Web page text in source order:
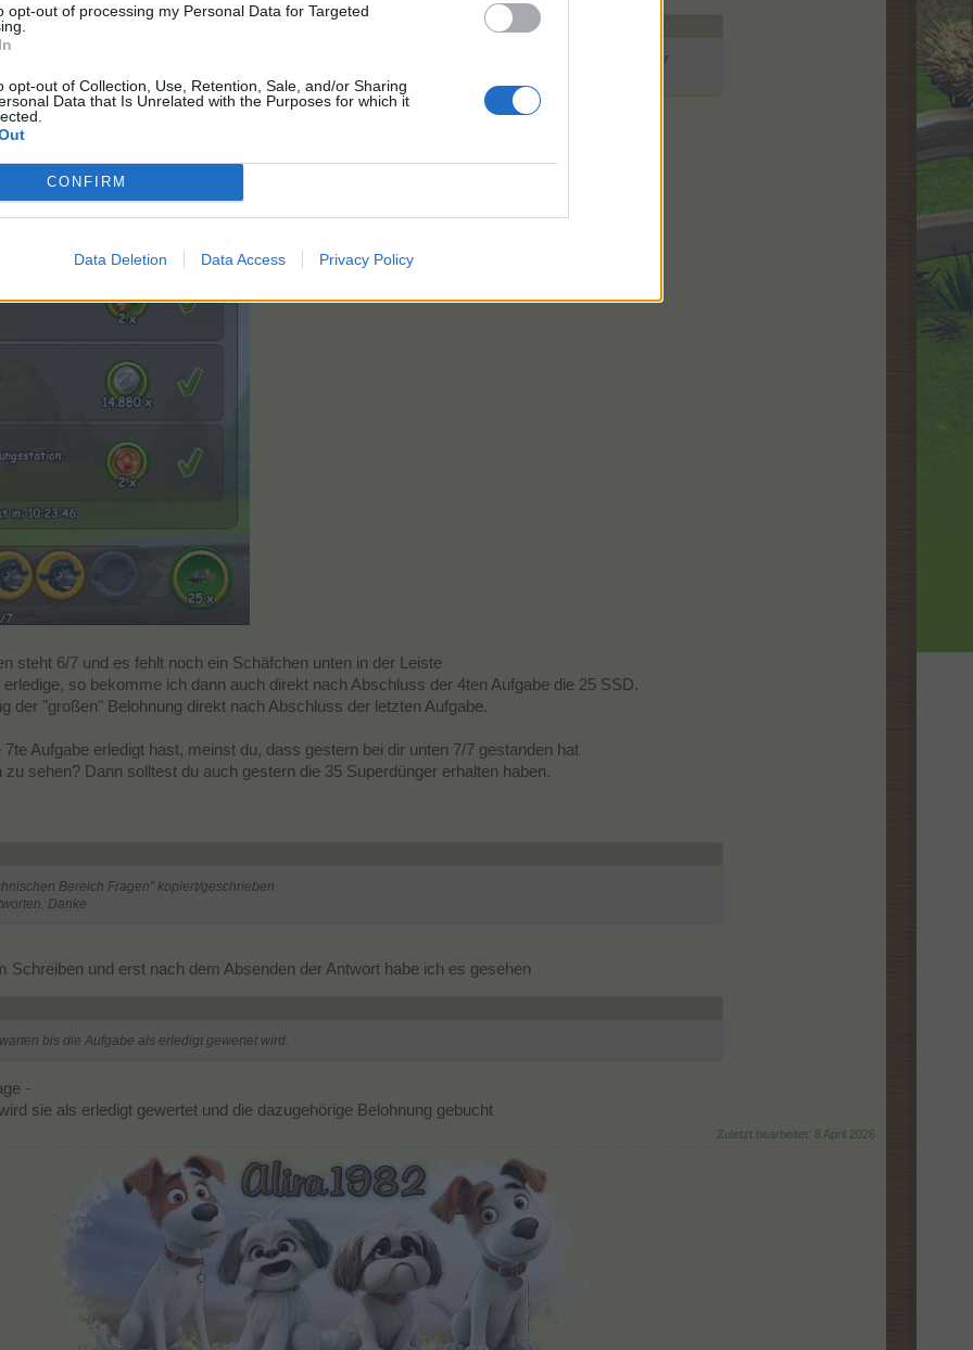
opt-out of processing my Personal Data for Targeted
opt-out of Collection, Use, Retention, Sale, and/or Sharing
Data that Is Unrelated with the Purposes for which it
CONFIRM
Data Deletion Data Access Privacy Policy
hatte ich gestern erledigt. Auch die müssten ja heute gutgeschrieben werden. Ich sollte 35 Supperdünger
jetzt habe 7606.
steht 6/7 und es fehlt noch ein Schäfchen unten in der Leiste
so bekomme ich dann auch direkt nach Abschluss der 4ten Aufgabe die 25 SSD.
der "großen" Belohnung direkt nach Abschluss der letzten Aufgabe.
Aufgabe erledigt hast, meinst du, dass gestern bei dir unten 7/7 gestanden hat
sehen? Dann solltest du auch gestern die 35 Superdünger erhalten haben.
Bereich Fragen" kopiert/geschrieben
Danke
Schreiben und erst nach dem Absenden der Antwort habe ich es gesehen
bis die Aufgabe als erledigt gewertet wird.
-
sie als erledigt gewertet und die dazugehörige Belohnung gebucht
Zuletzt bearbeitet: 8 April 2026